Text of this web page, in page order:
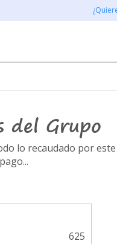
del Grupo
lo recaudado por
625